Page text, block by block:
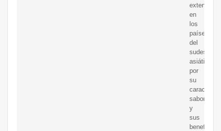
extendido
en
los
países
del
sudeste
asiático
por
su
sabor
y
sus
beneficios